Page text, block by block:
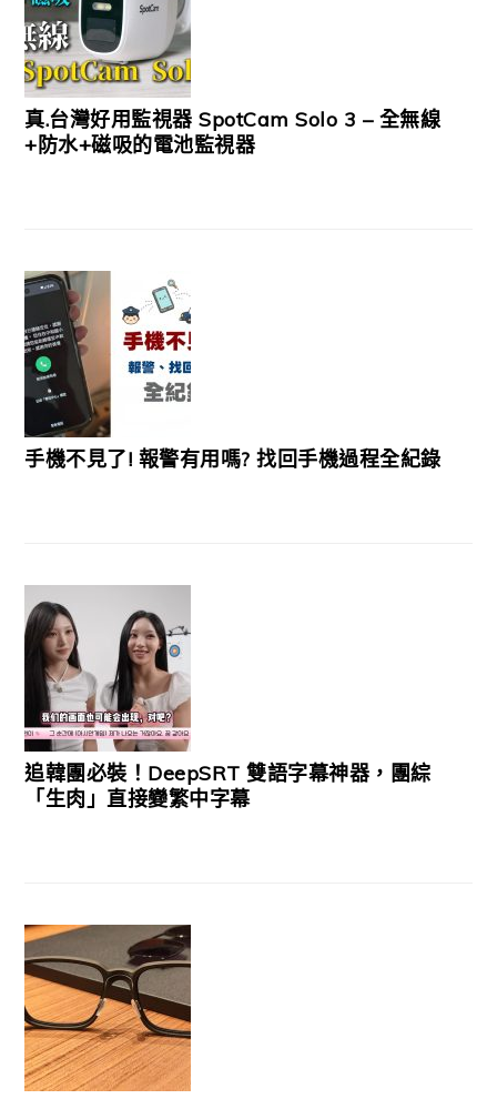
真.台灣好用監視器 SpotCam Solo 3 – 全無線
+防水+磁吸的電池監視器
手機不見了! 報警有用嗎? 找回手機過程全紀錄
追韓團必裝！DeepSRT 雙語字幕神器，團綜
「生肉」直接變繁中字幕